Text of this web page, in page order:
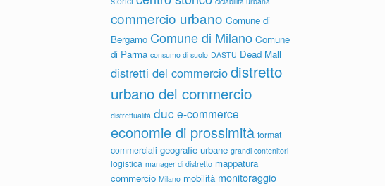
commercio urbano Comune di
Bergamo Comune di Milano Comune
di Parma consumo di suolo DASTU Dead Mall
distretti del commerciodistretto
urbano del commercio
distrettualità duc e-commerce
economie di prossimità format
commerciali geografie urbane grandi contenitori
logistica manager di distretto mappatura
commercio Milano mobilità monitoraggio